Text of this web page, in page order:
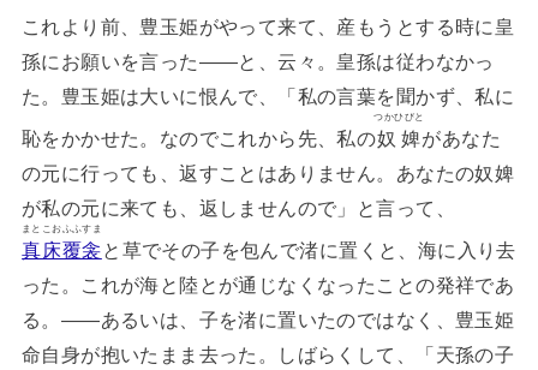
これより前、豊玉姫がやって来て、産もうとする時に皇
孫にお願いを言った――と、云々。皇孫は従わなかっ
た。豊玉姫は大いに恨んで、「私の言葉を聞かず、私に
恥をかかせた。なのでこれから先、私の奴婢
つかひびと
があなた
の元に行っても、返すことはありません。あなたの奴婢
が私の元に来ても、返しませんので」と言って、
真床覆衾
まとこおふふすま
と草でその子を包んで渚に置くと、海に入り去
った。これが海と陸とが通じなくなったことの発祥であ
る。――あるいは、子を渚に置いたのではなく、豊玉姫
命自身が抱いたまま去った。しばらくして、「天孫の子